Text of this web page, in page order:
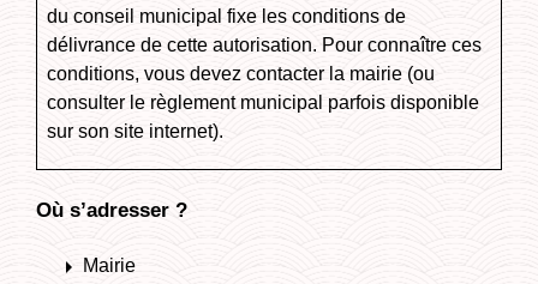
du conseil municipal fixe les conditions de
délivrance de cette autorisation. Pour connaître ces
conditions, vous devez contacter la mairie (ou
consulter le règlement municipal parfois disponible
sur son site internet).
Où s’adresser ?
arrow_right Mairie